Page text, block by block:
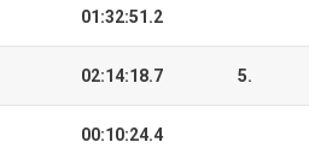
01:32:51.2
02:14:18.7 5.
00:10:24.4